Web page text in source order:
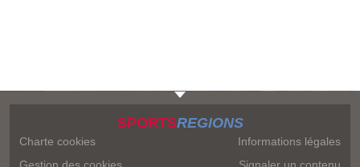
SPORTSREGIONS
Charte cookies
Informations légales